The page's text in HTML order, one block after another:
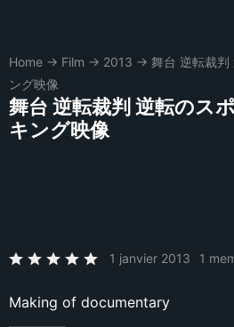
Home → Film → 2013 → 舞台 逆転裁判
ング映像
舞台 逆転裁判 逆転のス
キング映像
1 janvier 2013 1
Making of documentary